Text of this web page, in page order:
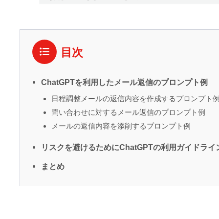
目次
ChatGPTを利用したメール返信のプロンプト例
日程調整メールの返信内容を作成するプロンプト例
問い合わせに対するメール返信のプロンプト例
メールの返信内容を添削するプロンプト例
リスクを避けるためにChatGPTの利用ガイドライ
まとめ